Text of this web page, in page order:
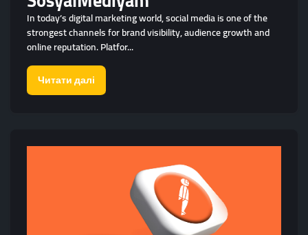
In today’s digital marketing world, social media is one of the
strongest channels for brand visibility, audience growth and
online reputation. Platfor...
Читати далі